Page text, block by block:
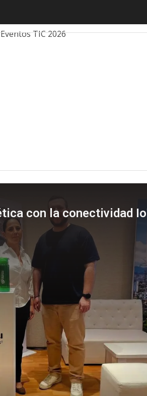
TIC 2026
con la conectividad